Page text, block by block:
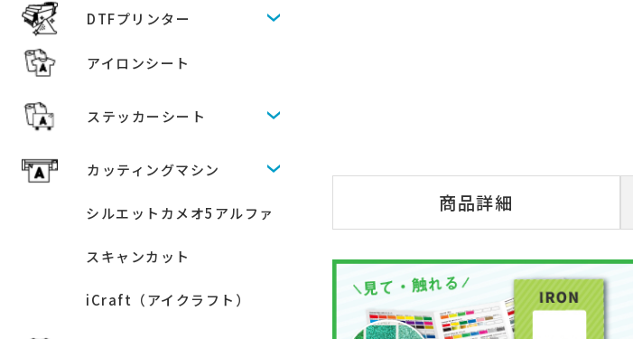
DTFプリンター
アイロンシート
ステッカーシート
カッティングマシン
シルエットカメオ5アルファ
スキャンカット
iCraft（アイクラフト）
商品詳細